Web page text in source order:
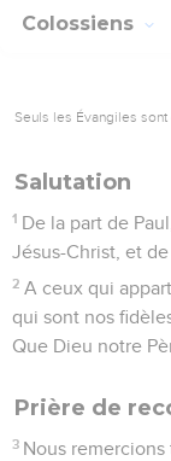
La personne
16
Car c’est par
spirituelles,
créé par lui et
17 Il existait avant
toutes
18 Il est la tête du
commence la vie
tout le premier
19 Car Dieu a